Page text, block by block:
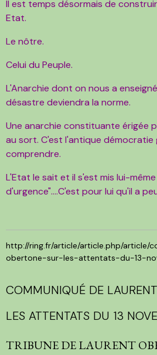
Il est temps désormais de
Etat.
Le nôtre.
Celui du Peuple.
L'Anarchie dont on nous a
désastre deviendra la norme.
Une anarchie constituante érigée
au sort. C'est l'antique démocratie
comprendre.
L'Etat le sait et il s'est mis lui-
d'urgence"....C'est pour lui qu'il a
http://ring.fr/article/article.php/article/
obertone-sur-les-attentats-du-13-
COMMUNIQUÉ DE
LES ATTENTATS DU 13
TRIBUNE DE LAURENT